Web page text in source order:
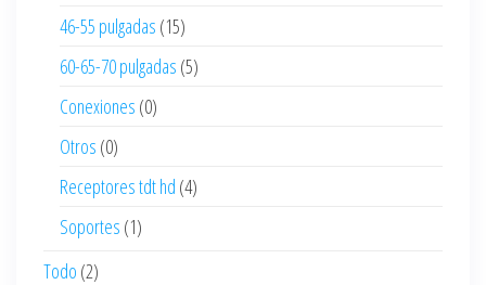
46-55 pulgadas (15)
60-65-70 pulgadas (5)
Conexiones (0)
Otros (0)
Receptores tdt hd (4)
Soportes (1)
Todo (2)